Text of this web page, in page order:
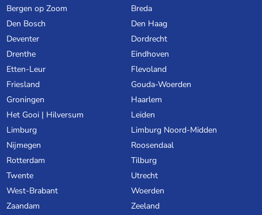
Bergen op Zoom
Breda
Den Bosch
Den Haag
Deventer
Dordrecht
Drenthe
Eindhoven
Etten-Leur
Flevoland
Friesland
Gouda-Woerden
Groningen
Haarlem
Het Gooi | Hilversum
Leiden
Limburg
Limburg Noord-Midden
Nijmegen
Roosendaal
Rotterdam
Tilburg
Twente
Utrecht
West-Brabant
Woerden
Zaandam
Zeeland